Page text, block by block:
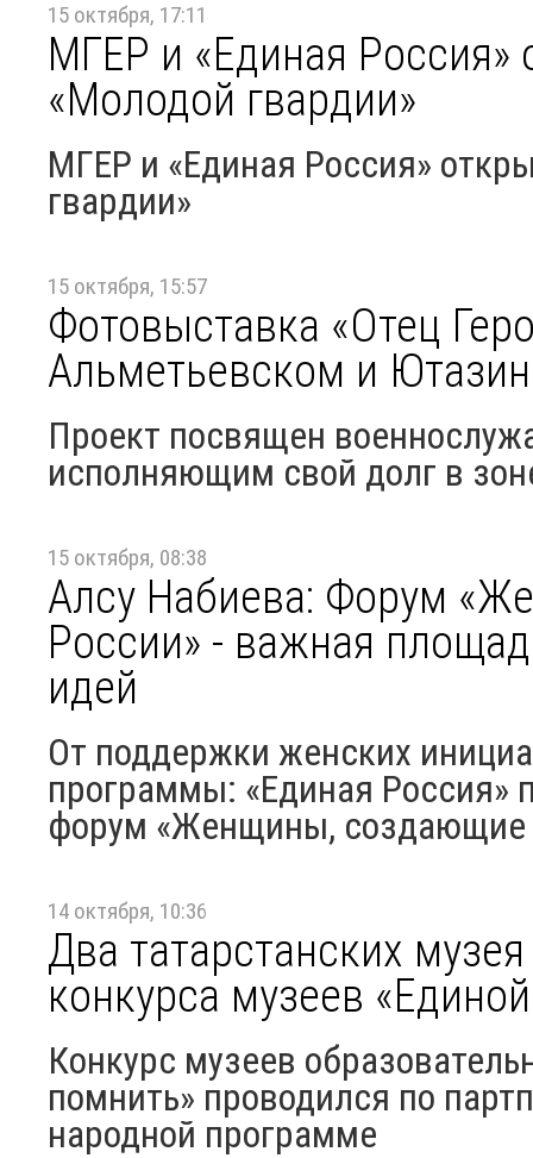
15 октября, 17:11
МГЕР и «Единая Россия»
«Молодой гвардии»
МГЕР и «Единая Россия»
гвардии»
15 октября, 15:57
Фотовыставка «Отец
Альметьевском и
Проект посвящен
исполняющим свой долг в
15 октября, 08:38
Алсу Набиева: Форум
России» - важная
идей
От поддержки женских
программы: «Единая Россия»
форум «Женщины, создающие
14 октября, 10:36
Два татарстанских
конкурса музеев
Конкурс музеев
помнить» проводился по
народной программе